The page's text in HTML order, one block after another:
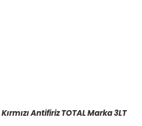
Antifiriz TOTAL Marka 3LT